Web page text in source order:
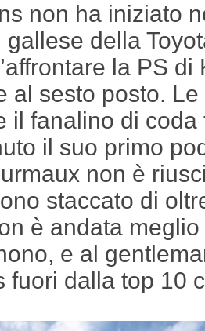
non ha iniziato
gallese della
la PS
al sesto posto.
il fanalino di
il suo primo
non è
staccato di
è andata
e al
fuori dalla top 10